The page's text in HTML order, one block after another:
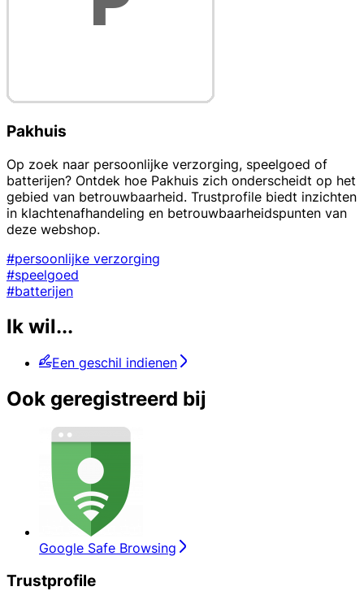
Pakhuis
Op zoek naar persoonlijke verzorging, speelgoed of
batterijen? Ontdek hoe Pakhuis zich onderscheidt op het
gebied van betrouwbaarheid. Trustprofile biedt inzichten
in klachtenafhandeling en betrouwbaarheidspunten van
deze webshop.
#persoonlijke verzorging
#speelgoed
#batterijen
Ik wil...
Een geschil indienen
Ook geregistreerd bij
Google Safe Browsing
Trustprofile